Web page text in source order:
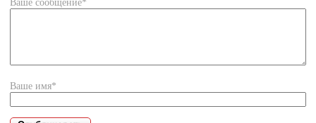
Ваше имя*